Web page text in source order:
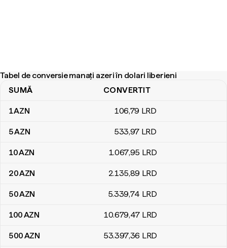
Tabel de conversie manați azeri în dolari liberieni
Tabel de conversie manați azeri în dolari liberieni
SUMĂ CONVERTIT
1AZN 106,79 LRD
5AZN 533,97 LRD
10AZN 1.067,95 LRD
20AZN 2.135,89 LRD
50AZN 5.339,74 LRD
100AZN 10.679,47 LRD
500AZN 53.397,36 LRD